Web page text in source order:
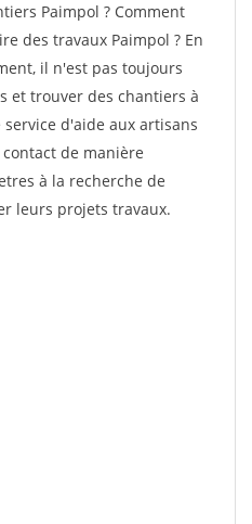
Paimpol ? Comment
des travaux Paimpol ? En
il n'est pas toujours
et trouver des chantiers à
d'aide aux artisans
de manière
à la recherche de
leurs projets travaux.